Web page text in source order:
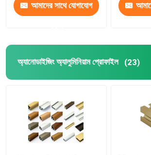
আমাদের সাথে যোগাযোগ
অ্যানোডাইজিং অ্যালুমিনিয়াম প্রোফাইল (23)